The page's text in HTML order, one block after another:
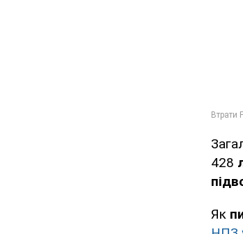
428
Як